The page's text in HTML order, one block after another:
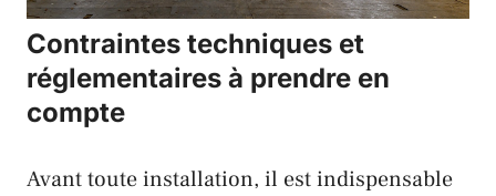
Contraintes techniques et
réglementaires à prendre en
compte
Avant toute installation, il est indispensable